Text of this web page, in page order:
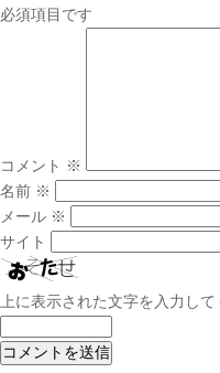
必須項目です
コメント ※
名前 ※
メール ※
サイト
上に表示された文字を入力して